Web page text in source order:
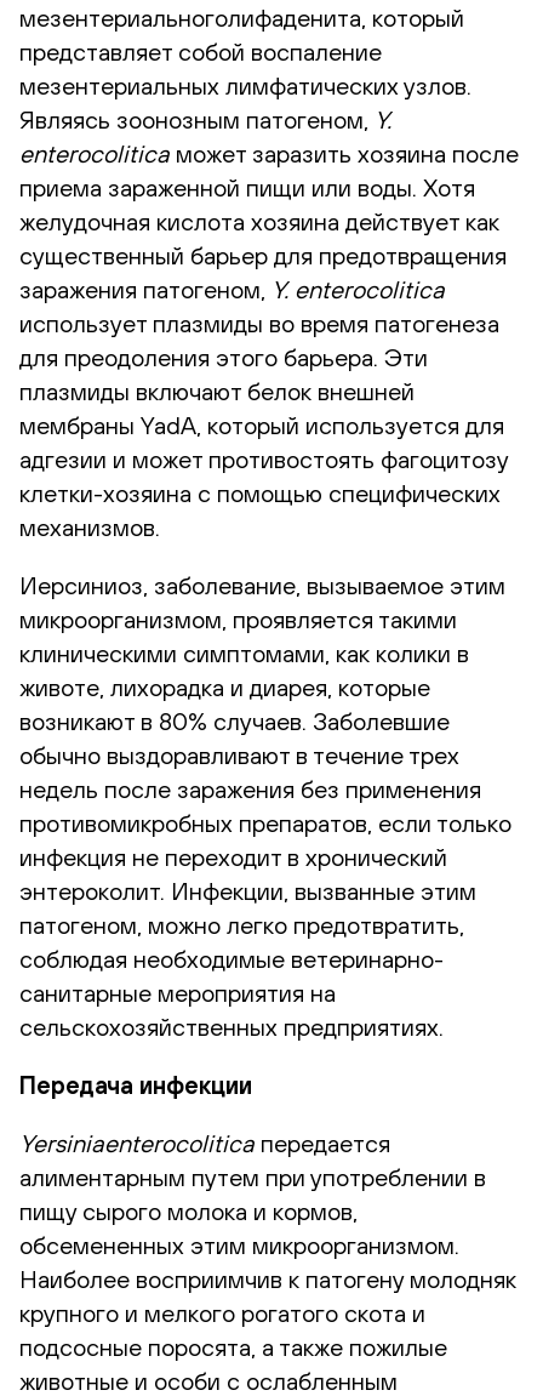
мезентериальноголифаденита, который
представляет собой воспаление
мезентериальных лимфатических узлов.
Являясь зоонозным патогеном, Y.
enterocolitica может заразить хозяина после
приема зараженной пищи или воды. Хотя
желудочная кислота хозяина действует как
существенный барьер для предотвращения
заражения патогеном, Y. enterocolitica
использует плазмиды во время патогенеза
для преодоления этого барьера. Эти
плазмиды включают белок внешней
мембраны YadA, который используется для
адгезии и может противостоять фагоцитозу
клетки-хозяина с помощью специфических
механизмов.
Иерсиниоз, заболевание, вызываемое этим
микроорганизмом, проявляется такими
клиническими симптомами, как колики в
животе, лихорадка и диарея, которые
возникают в 80% случаев. Заболевшие
обычно выздоравливают в течение трех
недель после заражения без применения
противомикробных препаратов, если только
инфекция не переходит в хронический
энтероколит. Инфекции, вызванные этим
патогеном, можно легко предотвратить,
соблюдая необходимые ветеринарно-
санитарные мероприятия на
сельскохозяйственных предприятиях.
Передача инфекции
Yersiniaenterocolitica передается
алиментарным путем при употреблении в
пищу сырого молока и кормов,
обсемененных этим микроорганизмом.
Наиболее восприимчив к патогену молодняк
крупного и мелкого рогатого скота и
подсосные поросята, а также пожилые
животные и особи с ослабленным